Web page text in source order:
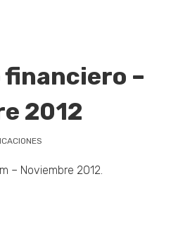
financiero –
2012
– Noviembre 2012.